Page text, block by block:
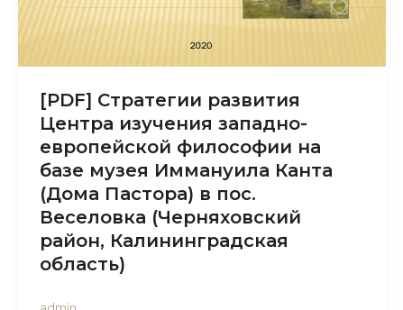
[PDF] Стратегии развития
Центра изучения западно-
европейской философии на
базе музея Иммануила Канта
(Дома Пастора) в пос.
Веселовка (Черняховский
район, Калининградская
область)